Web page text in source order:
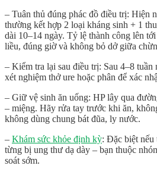
– Tuân thủ đúng phác đồ điều trị: Hiện
thường kết hợp 2 loại kháng sinh + 1
dài 10–14 ngày. Tỷ lệ thành công lên
liều, đúng giờ và không bỏ dở giữa
– Kiểm tra lại sau điều trị: Sau 4–8 tuần
xét nghiệm thở ure hoặc phân để xác
– Giữ vệ sinh ăn uống: HP lây qua
– miệng. Hãy rửa tay trước khi ăn,
không dùng chung bát đũa, ly nước.
– Khám sức khỏe định kỳ: Đặc biệt nếu
từng bị ung thư dạ dày – bạn thuộc
soát sớm.